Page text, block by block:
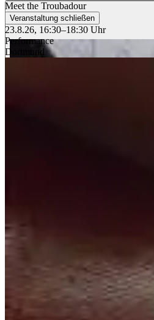
Meet the Troubadour
Veranstaltung schließen
23.8.26, 16:30–18:30 Uhr
Performance
Dortmund